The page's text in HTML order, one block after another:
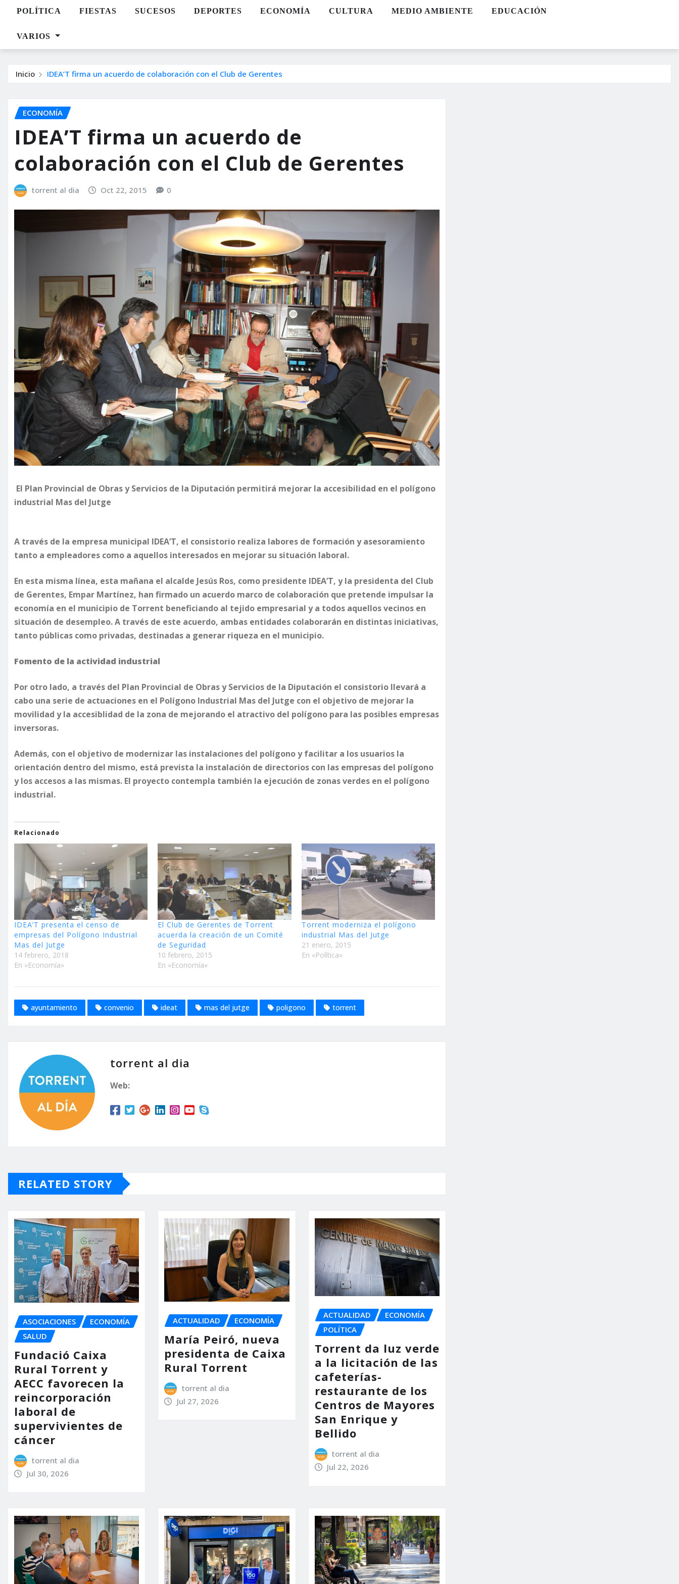
POLÍTICA FIESTAS SUCESOS DEPORTES ECONOMÍA CULTURA MEDIO AMBIENTE EDUCACIÓN
VARIOS
Inicio IDEA’T firma un acuerdo de colaboración con el Club de Gerentes
ECONOMÍA
IDEA’T firma un acuerdo de
colaboración con el Club de Gerentes
torrent al dia Oct 22, 2015 0
El Plan Provincial de Obras y Servicios de la Diputación permitirá mejorar la accesibilidad en el polígono
industrial Mas del Jutge
A través de la empresa municipal IDEA’T, el consistorio realiza labores de formación y asesoramiento
tanto a empleadores como a aquellos interesados en mejorar su situación laboral.
​En esta misma línea, esta mañana el alcalde Jesús Ros, como presidente IDEA’T, y la presidenta del Club
de Gerentes, Empar Martínez, han firmado un acuerdo marco de colaboración que pretende impulsar la
economía en el municipio de Torrent beneficiando al tejido empresarial y a todos aquellos vecinos en
situación de desempleo. A través de este acuerdo, ambas entidades colaborarán en distintas iniciativas,
tanto públicas como privadas, destinadas a generar riqueza en el municipio.
Fomento de la actividad industrial
​Por otro lado, a través del Plan Provincial de Obras y Servicios de la Diputación el consistorio llevará a
cabo una serie de actuaciones en el Polígono Industrial Mas del Jutge con el objetivo de mejorar la
movilidad y la accesiblidad de la zona de mejorando el atractivo del polígono para las posibles empresas
inversoras.
Además, con el objetivo de modernizar las instalaciones del polígono y facilitar a los usuarios la
orientación dentro del mismo, está prevista la instalación de directorios con las empresas del polígono
y los accesos a las mismas. El proyecto contempla también la ejecución de zonas verdes en el polígono
industrial.
Relacionado
IDEA’T presenta el censo de
empresas del Polígono Industrial
Mas del Jutge
14 febrero, 2018
En «Economía»
El Club de Gerentes de Torrent
acuerda la creación de un Comité
de Seguridad
10 febrero, 2015
En «Economía»
Torrent moderniza el polígono
industrial Mas del Jutge
21 enero, 2015
En «Política»
ayuntamiento convenio ideat mas del jutge poligono torrent
torrent al dia
Web:
RELATED STORY
ASOCIACIONES
ECONOMÍA
SALUD
Fundació Caixa
Rural Torrent y
AECC favorecen la
reincorporación
laboral de
supervivientes de
cáncer
torrent al dia
Jul 30, 2026
ACTUALIDAD ECONOMÍA
María Peiró, nueva
presidenta de Caixa
Rural Torrent
torrent al dia
Jul 27, 2026
ACTUALIDAD
ECONOMÍA
POLÍTICA
Torrent da luz verde
a la licitación de las
cafeterías-
restaurante de los
Centros de Mayores
San Enrique y
Bellido
torrent al dia
Jul 22, 2026